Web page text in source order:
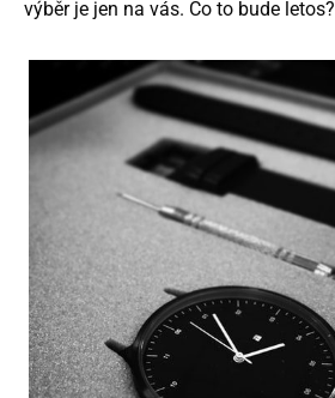
výběr je jen na vás. Co to bude letos?